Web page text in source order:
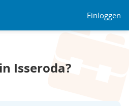
Einloggen
Isseroda?